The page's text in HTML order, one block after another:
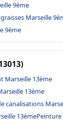
9ème
Marseille
9ème
Marseille 13ème
13ème
canalisations
13èmePeinture